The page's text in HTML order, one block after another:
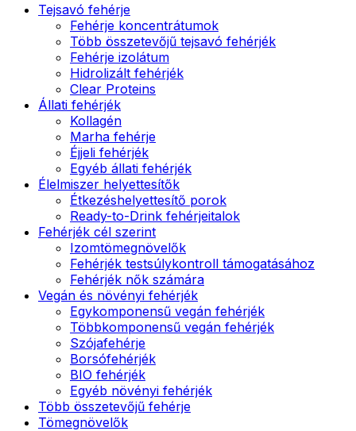
Tejsavó fehérje
Fehérje koncentrátumok
Több összetevőjű tejsavó fehérjék
Fehérje izolátum
Hidrolizált fehérjék
Clear Proteins
Állati fehérjék
Kollagén
Marha fehérje
Éjjeli fehérjék
Egyéb állati fehérjék
Élelmiszer helyettesítők
Étkezéshelyettesítő porok
Ready-to-Drink fehérjeitalok
Fehérjék cél szerint
Izomtömegnövelők
Fehérjék testsúlykontroll támogatásához
Fehérjék nők számára
Vegán és növényi fehérjék
Egykomponensű vegán fehérjék
Többkomponensű vegán fehérjék
Szójafehérje
Borsófehérjék
BIO fehérjék
Egyéb növényi fehérjék
Több összetevőjű fehérje
Tömegnövelők